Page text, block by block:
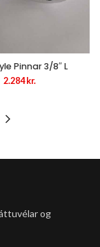
Pinnar 3/8″ L
2.284 kr.
og